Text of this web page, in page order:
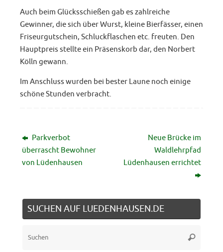
Auch beim Glücksschießen gab es zahlreiche
Gewinner, die sich über Wurst, kleine Bierfässer, einen
Friseurgutschein, Schluckflaschen etc. freuten. Den
Hauptpreis stellte ein Präsenskorb dar, den Norbert
Kölln gewann.
Im Anschluss wurden bei bester Laune noch einige
schöne Stunden verbracht.
Parkverbot
überrascht Bewohner
von Lüdenhausen
Neue Brücke im
Waldlehrpfad
Lüdenhausen errichtet
SUCHEN AUF LUEDENHAUSEN.DE
Suchen